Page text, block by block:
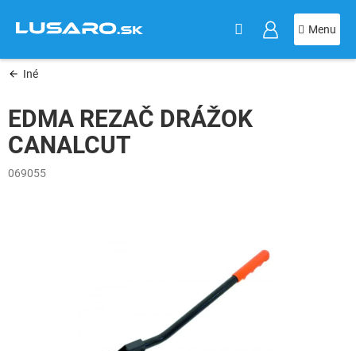
obsah
Iné
EDMA REZAČ DRÁŽOK
CANALCUT
069055